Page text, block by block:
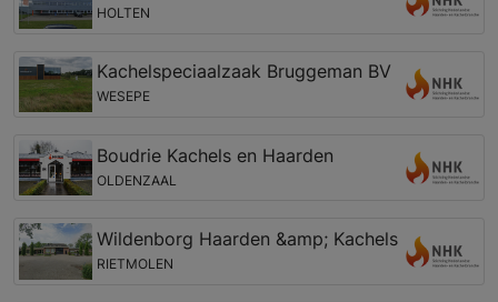
HOLTEN
Kachelspeciaalzaak Bruggeman BV
WESEPE
Boudrie Kachels en Haarden
OLDENZAAL
Wildenborg Haarden &amp; Kachels
RIETMOLEN